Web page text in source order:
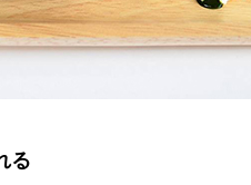
る